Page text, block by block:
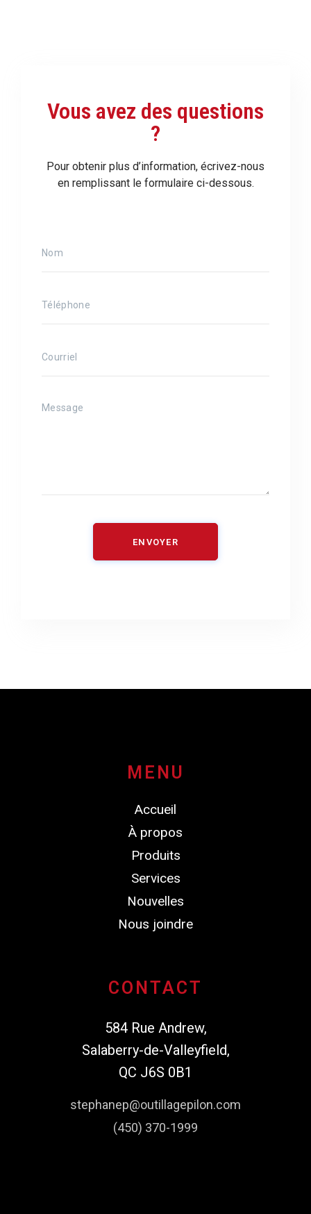
Vous avez des questions
?
Pour obtenir plus d’information, écrivez-nous
en remplissant le formulaire ci-dessous.
ENVOYER
MENU
Accueil
À propos
Produits
Services
Nouvelles
Nous joindre
CONTACT
584 Rue Andrew,
Salaberry-de-Valleyfield,
QC J6S 0B1
stephanep@outillagepilon.com
(450) 370-1999